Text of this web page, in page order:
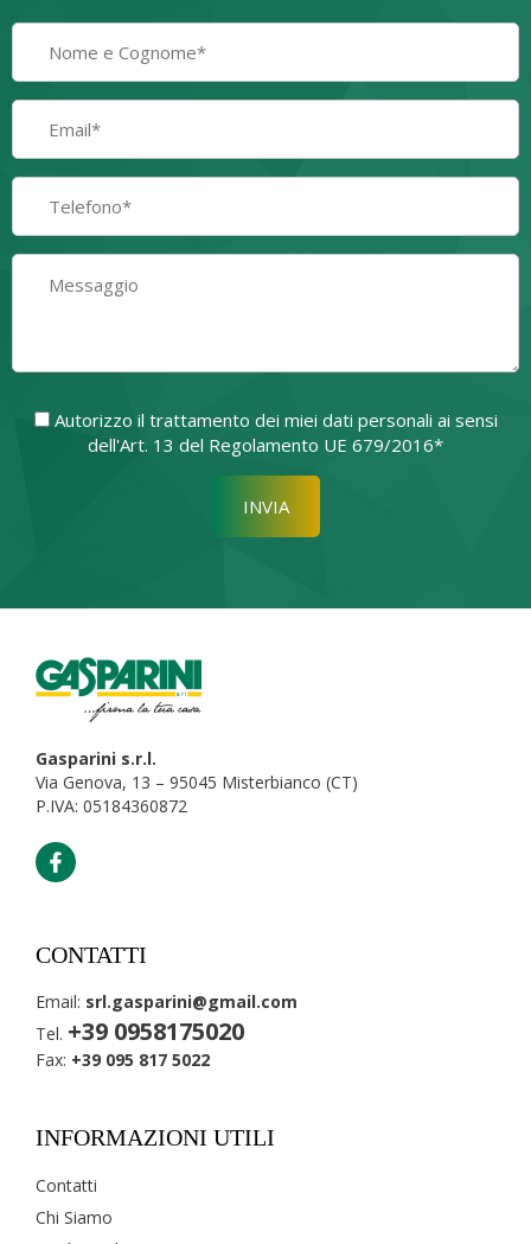
Autorizzo il trattamento dei miei dati personali ai sensi
dell'Art. 13 del Regolamento UE 679/2016*
Si prega di lasciare vuoto
Gasparini s.r.l.
Via Genova, 13 – 95045 Misterbianco (CT)
P.IVA: 05184360872
CONTATTI
Email: srl.gasparini@gmail.com
Tel. +39 0958175020
Fax: +39 095 817 5022
INFORMAZIONI UTILI
Contatti
Chi Siamo